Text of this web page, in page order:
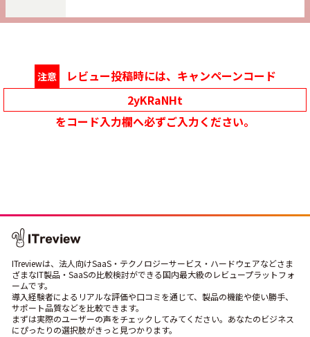
注意
レビュー投稿時には、キャンペーンコード
2yKRaNHt
をコード入力欄へ必ずご入力ください。
ITreviewは、法人向けSaaS・テクノロジーサービス・ハードウェアなどさま
ざまなIT製品・SaaSの比較検討ができる国内最大級のレビュープラットフォ
ームです。
導入経験者によるリアルな評価や口コミを通じて、製品の機能や使い勝手、
サポート品質などを比較できます。
まずは実際のユーザーの声をチェックしてみてください。あなたのビジネス
にぴったりの選択肢がきっと見つかります。